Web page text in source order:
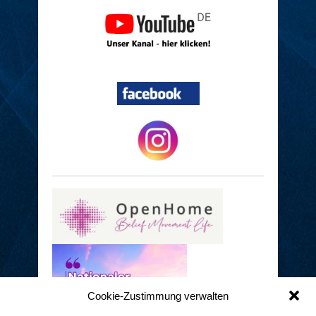
Cookie-Zustimmung verwalten